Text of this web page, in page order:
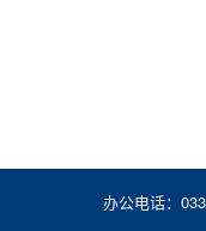
办公电话：